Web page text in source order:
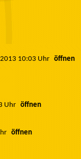
2013 10:03 Uhr öffnen
Uhr öffnen
öffnen